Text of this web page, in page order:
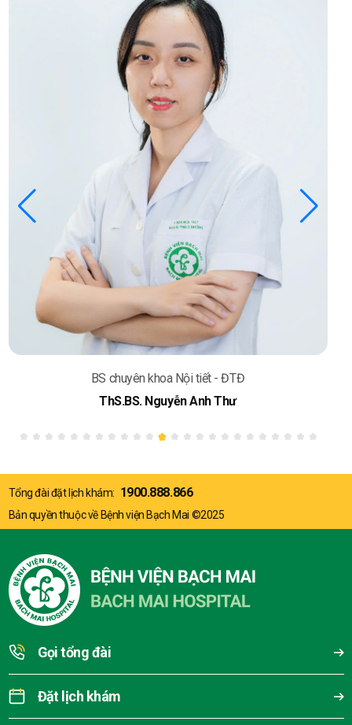
BS chuyên khoa Nội tiết - ĐTĐ
ThS.BS. Nguyễn Anh Thư
Tổng đài đặt lịch khám: 1900.888.866
Bản quyền thuộc về Bệnh viện Bạch Mai ©2025
Gọi tổng đài
Đặt lịch khám